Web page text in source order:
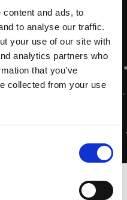
and ads, to
to analyse our traffic.
your use of our site with
analytics partners who
that you’ve
collected from your use